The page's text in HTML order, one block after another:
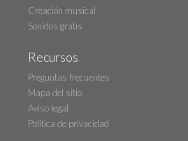
Creación musical
Sonidos gratis
Recursos
Preguntas frecuentes
Mapa del sitio
Aviso legal
Política de privacidad